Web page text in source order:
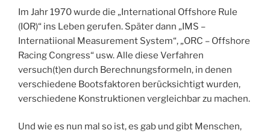
Im Jahr 1970 wurde die „International Offshore Rule
(IOR)“ ins Leben gerufen. Später dann „IMS –
Internatiional Measurement System“, „ORC – Offshore
Racing Congress“ usw. Alle diese Verfahren
versuch(t)en durch Berechnungsformeln, in denen
verschiedene Bootsfaktoren berücksichtigt wurden,
verschiedene Konstruktionen vergleichbar zu machen.
Und wie es nun mal so ist, es gab und gibt Menschen,